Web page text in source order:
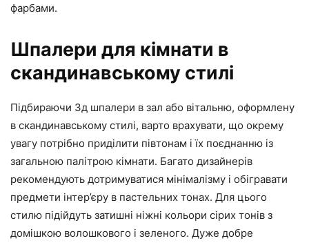
фарбами.
Шпалери для кімнати в
скандинавському стилі
Підбираючи 3д шпалери в зал або вітальню, оформлену
в скандинавському стилі, варто врахувати, що окрему
увагу потрібно приділити півтонам і їх поєднанню із
загальною палітрою кімнати. Багато дизайнерів
рекомендують дотримуватися мінімалізму і обігравати
предмети інтер’єру в пастельних тонах. Для цього
стилю підійдуть затишні ніжні кольори сірих тонів з
домішкою волошкового і зеленого. Дуже добре